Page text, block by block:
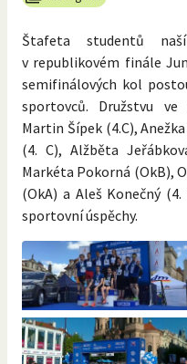
Štafeta studentů
v republikovém finále
semifinálových kol
sportovců. Družstvu ve
Martin Šípek (4.C),
(4. C), Alžběta
Markéta Pokorná (OkB),
(OkA) a Aleš Konečný
sportovní úspěchy.